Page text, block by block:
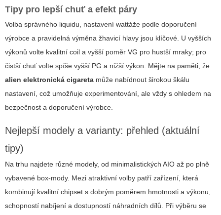
Tipy pro lepší chuť a efekt páry
Volba správného liquidu, nastavení wattáže podle doporučení
výrobce a pravidelná výměna žhavicí hlavy jsou klíčové. U vyšších
výkonů volte kvalitní coil a vyšší poměr VG pro hustší mraky; pro
čistší chuť volte spíše vyšší PG a nižší výkon. Mějte na paměti, že
alien elektronická cigareta může nabídnout širokou škálu
nastavení, což umožňuje experimentování, ale vždy s ohledem na
bezpečnost a doporučení výrobce.
Nejlepší modely a varianty: přehled (aktuální
tipy)
Na trhu najdete různé modely, od minimalistických AIO až po plně
vybavené box-mody. Mezi atraktivní volby patří zařízení, která
kombinují kvalitní chipset s dobrým poměrem hmotnosti a výkonu,
schopností nabíjení a dostupností náhradních dílů. Při výběru se